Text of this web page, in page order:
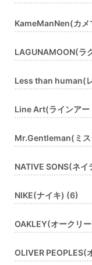
KameManNen(カ
LAGUNAMOON(ラ
Less than human(
Line Art(ラインアー
Mr.Gentleman(ミ
NATIVE SONS(ネ
NIKE(ナイキ) (6)
OAKLEY(オークリ
OLIVER PEOPLES(